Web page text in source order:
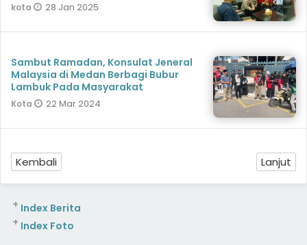
kota 28 Jan 2025
Sambut Ramadan, Konsulat Jeneral
Malaysia di Medan Berbagi Bubur
Lambuk Pada Masyarakat
Kota 22 Mar 2024
Kembali Lanjut
Index Berita
+
Index Foto
+